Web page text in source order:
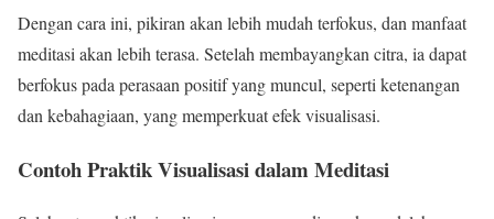
Dengan cara ini, pikiran akan lebih mudah terfokus, dan manfaat
meditasi akan lebih terasa. Setelah membayangkan citra, ia dapat
berfokus pada perasaan positif yang muncul, seperti ketenangan
dan kebahagiaan, yang memperkuat efek visualisasi.
Contoh Praktik Visualisasi dalam Meditasi